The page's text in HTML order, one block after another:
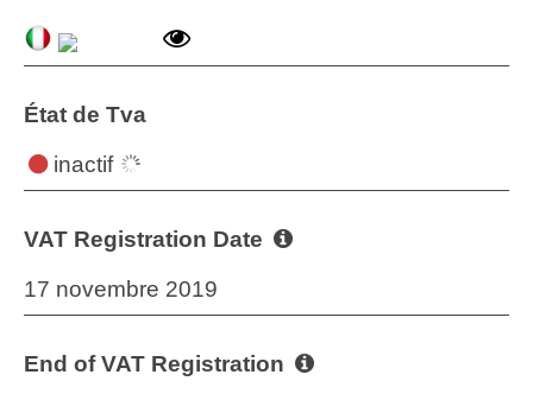
État de Tva
inactif
VAT Registration Date
17 novembre 2019
End of VAT Registration